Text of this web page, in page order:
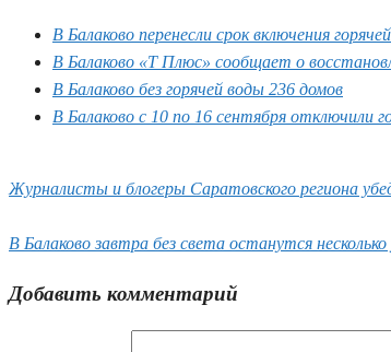
В Балаково перенесли срок включения
В Балаково «Т Плюс» сообщает о
В Балаково без горячей воды 236 домов
В Балаково с 10 по 16 сентября отключили
Журналисты и блогеры Саратовского региона
В Балаково завтра без света останутся несколько
Добавить комментарий